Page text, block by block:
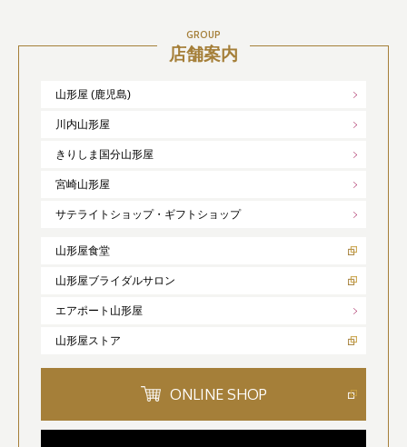
GROUP
店舗案内
山形屋 (鹿児島)
川内山形屋
きりしま国分山形屋
宮崎山形屋
サテライトショップ・ギフトショップ
山形屋食堂
山形屋ブライダルサロン
エアポート山形屋
山形屋ストア
ONLINE SHOP